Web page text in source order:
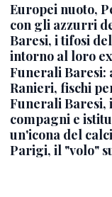
Europei nuoto,
con gli azzurri
Baresi, i tifosi
intorno al loro
Funerali Baresi:
Ranieri, fischi
Funerali Baresi,
compagni e
un'icona del
Parigi, il "volo"